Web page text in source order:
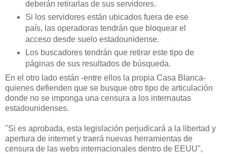
deberán retirarlas de sus servidores.
Si los servidores están ubicados fuera de ese
país, las operadoras tendrán que bloquear el
acceso desde suelo estadounidense.
Los buscadores tendrán que retirar este tipo de
páginas de sus resultados de búsqueda.
En el otro lado están -entre ellos la propia Casa Blanca-
quienes defienden que se busque otro tipo de articulación
donde no se imponga una censura a los internautas
estadounidenses.
"Si es aprobada, esta legislación perjudicará a la libertad y
apertura de internet y traerá nuevas herramientas de
censura de las webs internacionales dentro de EEUU",